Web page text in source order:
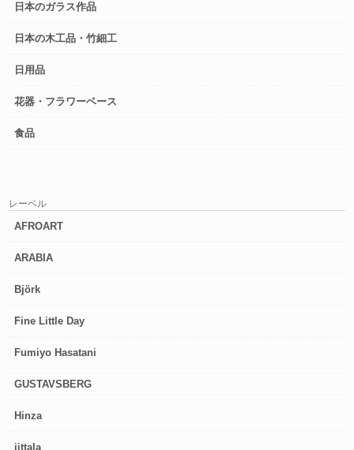
日本のガラス作品
日本の木工品・竹細工
日用品
花器・フラワーベース
食品
レーベル
AFROART
ARABIA
Björk
Fine Little Day
Fumiyo Hasatani
GUSTAVSBERG
Hinza
iittala